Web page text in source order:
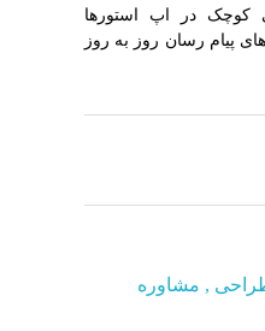
در اپ استورها
پیام رسان روز به روز
مشاوره